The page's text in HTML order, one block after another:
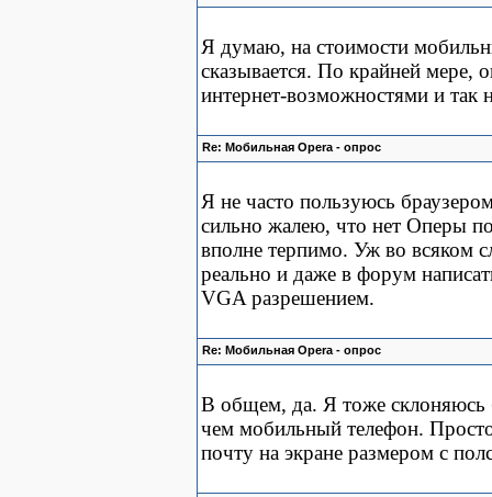
Я думаю, на стоимости
сказывается. По крайней мере,
интернет-возможностями и так
Re: Мобильная Opera - опрос
Я не часто пользуюсь
сильно жалею, что нет Оперы
вполне терпимо. Уж во всяком
реально и даже в форум
VGA разрешением.
Re: Мобильная Opera - опрос
В общем, да. Я тоже склоняюсь
чем мобильный телефон.
почту на экране размером с